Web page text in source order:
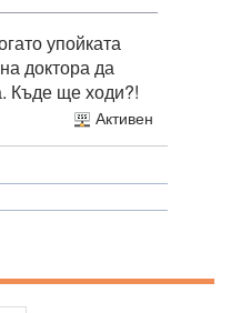
упойката
доктора да
Къде ще ходи?!
Активен